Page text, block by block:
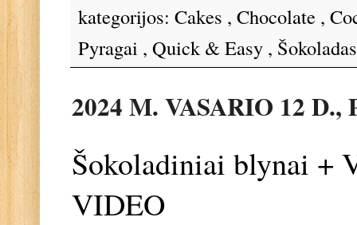
kategorijos: Cakes , Chocolate ,
Pyragai , Quick & Easy ,
2024 M. VASARIO 12
Šokoladiniai blynai +
VIDEO